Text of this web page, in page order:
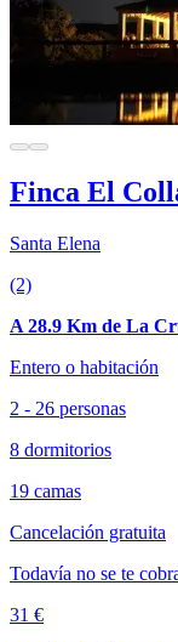
Finca El
Santa Elena
(2)
A 28.9 Km de La
Entero o habitación
2 - 26 personas
8 dormitorios
19 camas
Cancelación gratuita
Todavía no se te
31 €